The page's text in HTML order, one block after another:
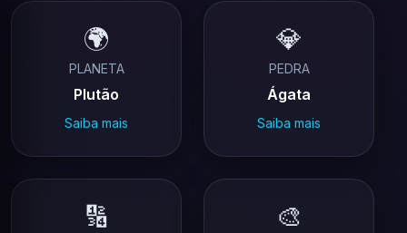
🌍
PLANETA
Plutão
Saiba mais
💎
PEDRA
Ágata
Saiba mais
🔢 🎨